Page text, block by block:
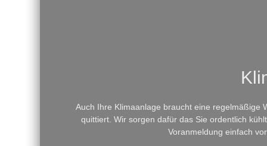
Auch Ihre Klimaanlage braucht eine regelmäßige
quittiert. Wir sorgen dafür das Sie ordentlich
Voranmeldung einfach